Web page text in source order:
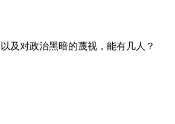
及对政治黑暗的蔑视，能有几人？